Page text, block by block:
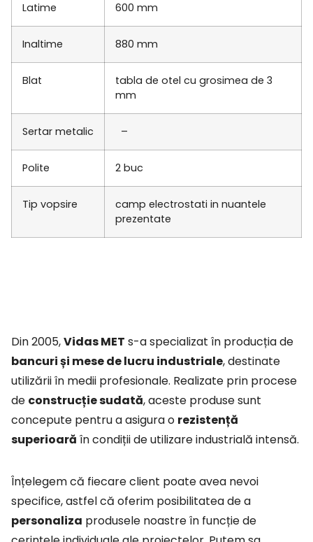
Latime 600 mm
Inaltime 880 mm
Blat
tabla de otel cu grosimea de 3
mm
Sertar metalic –
Polite 2 buc
Tip vopsire
camp electrostati in nuantele
prezentate
Din 2005,Vidas MET s-a specializat în producția de
bancuri și mese de lucru industriale, destinate
utilizării în medii profesionale. Realizate prin procese
de construcție sudată, aceste produse sunt
concepute pentru a asigura o rezistență
superioară în condiții de utilizare industrială intensă.
Înțelegem că fiecare client poate avea nevoi
specifice, astfel că oferim posibilitatea de a
personaliza produsele noastre în funcție de